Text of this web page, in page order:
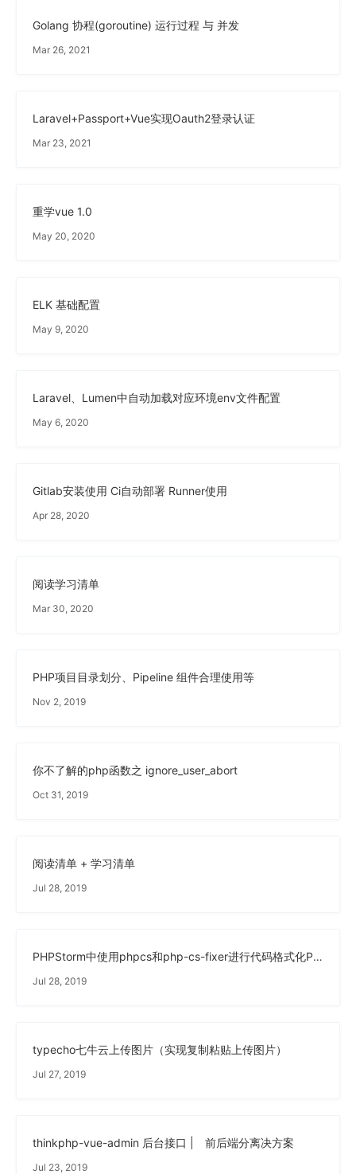
Golang 协程(goroutine) 运行过程 与 并发
Mar 26, 2021
Laravel+Passport+Vue实现Oauth2登录认证
Mar 23, 2021
重学vue 1.0
May 20, 2020
ELK 基础配置
May 9, 2020
Laravel、Lumen中自动加载对应环境env文件配置
May 6, 2020
Gitlab安装使用 Ci自动部署 Runner使用
Apr 28, 2020
阅读学习清单
Mar 30, 2020
PHP项目目录划分、Pipeline 组件合理使用等
Nov 2, 2019
你不了解的php函数之 ignore_user_abort
Oct 31, 2019
阅读清单 + 学习清单
Jul 28, 2019
PHPStorm中使用phpcs和php-cs-fixer进行代码格式化PSR-2(转发+修改)
Jul 28, 2019
typecho七牛云上传图片（实现复制粘贴上传图片）
Jul 27, 2019
thinkphp-vue-admin 后台接口 | 前后端分离决方案
Jul 23, 2019